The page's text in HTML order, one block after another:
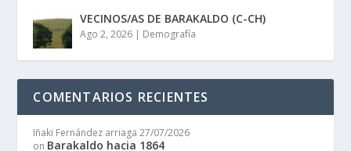
VECINOS/AS DE BARAKALDO (C-CH)
Ago 2, 2026 | Demografía
COMENTARIOS RECIENTES
Iñaki Fernández arriaga 27/07/2026
on Barakaldo hacia 1864